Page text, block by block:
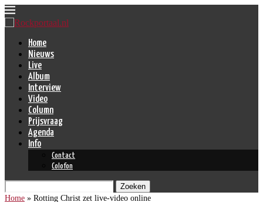
Home
Nieuws
Live
Album
Interview
Video
Column
Prijsvraag
Agenda
Info
Contact
Colofon
Zoeken
Home » Rotting Christ zet live-video online